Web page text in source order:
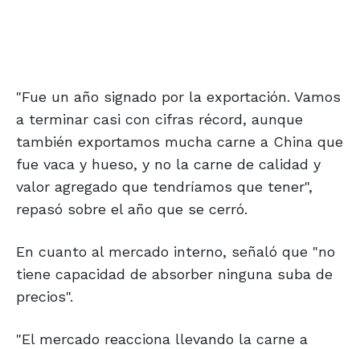
"Fue un año signado por la exportación. Vamos
a terminar casi con cifras récord, aunque
también exportamos mucha carne a China que
fue vaca y hueso, y no la carne de calidad y
valor agregado que tendríamos que tener",
repasó sobre el año que se cerró.
En cuanto al mercado interno, señaló que "no
tiene capacidad de absorber ninguna suba de
precios".
"El mercado reacciona llevando la carne a